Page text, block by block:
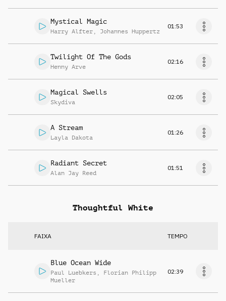
Mystical Magic
Harry Alfter , Johannes Huppertz
01:53
Twilight Of The Gods
Henny Arve
02:16
Magical Swells
Skydiva
02:05
A Stream
Layla Dakota
01:26
Radiant Secret
Alan Jay Reed
01:51
Thoughtful White
FAIXA TEMPO
Blue Ocean Wide
Paul Luebkers , Florian Philipp
Mueller
02:39